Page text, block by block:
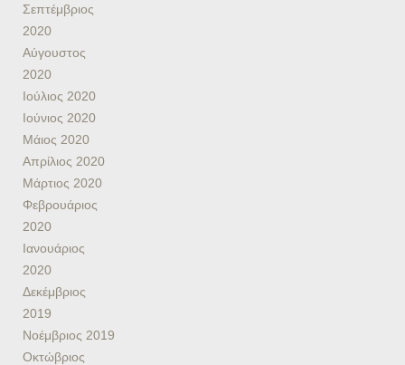
Σεπτέμβριος
2020
Αύγουστος
2020
Ιούλιος 2020
Ιούνιος 2020
Μάιος 2020
Απρίλιος 2020
Μάρτιος 2020
Φεβρουάριος
2020
Ιανουάριος
2020
Δεκέμβριος
2019
Νοέμβριος 2019
Οκτώβριος